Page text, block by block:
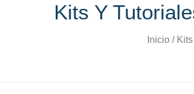
Kits Y
Inicio /